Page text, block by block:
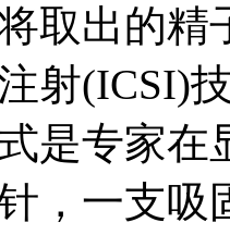
取出的精
射(ICSI)
是专家在
，一支吸